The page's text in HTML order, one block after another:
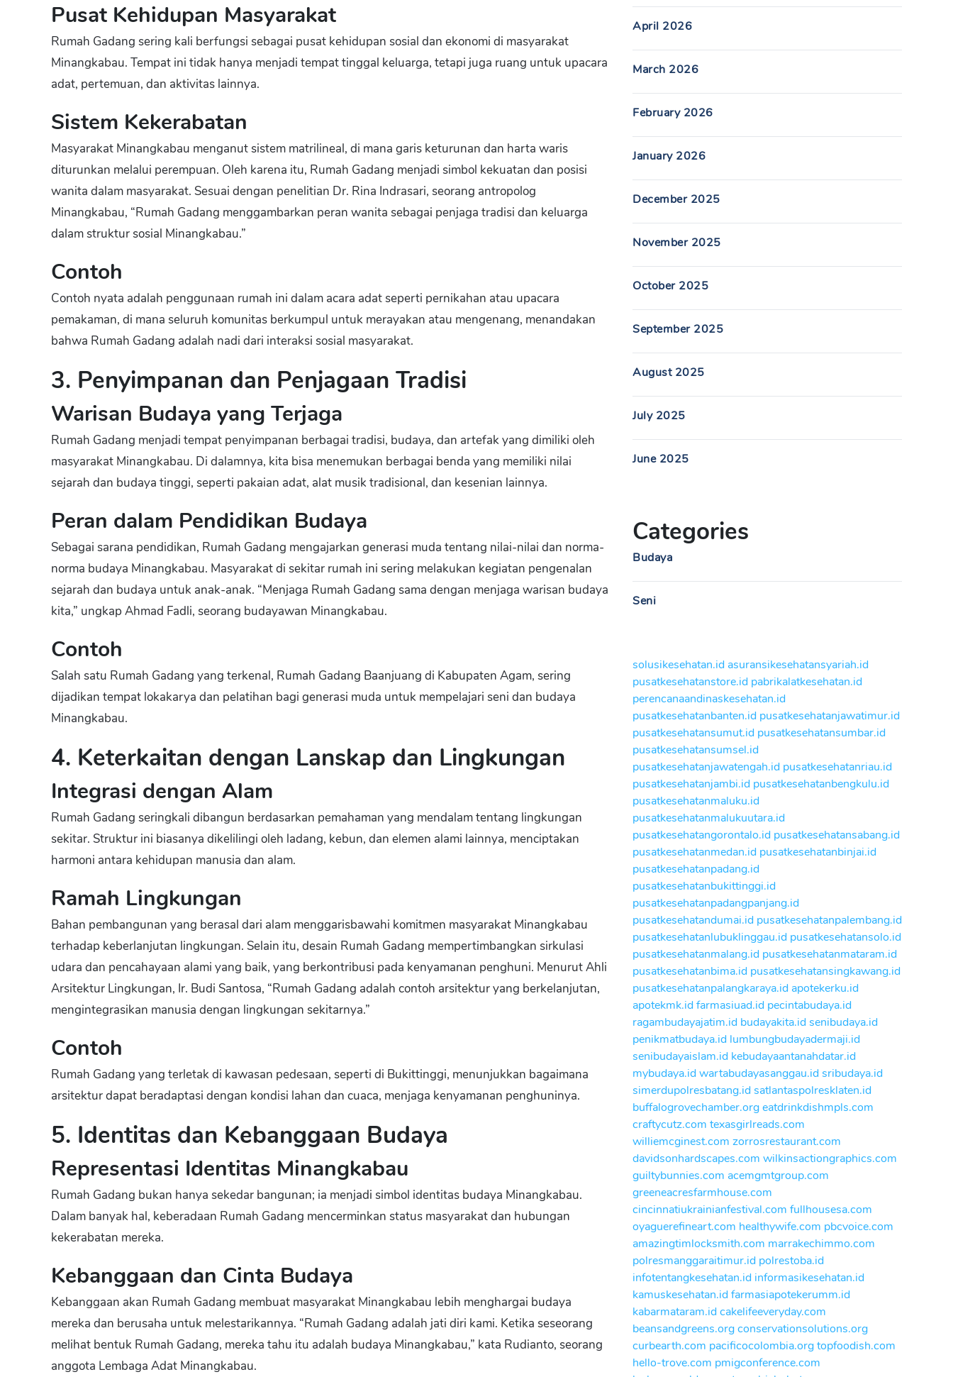
Pusat Kehidupan Masyarakat
Rumah Gadang sering kali berfungsi sebagai pusat kehidupan sosial dan ekonomi di masyarakat
Minangkabau. Tempat ini tidak hanya menjadi tempat tinggal keluarga, tetapi juga ruang untuk upacara
adat, pertemuan, dan aktivitas lainnya.
Sistem Kekerabatan
Masyarakat Minangkabau menganut sistem matrilineal, di mana garis keturunan dan harta waris
diturunkan melalui perempuan. Oleh karena itu, Rumah Gadang menjadi simbol kekuatan dan posisi
wanita dalam masyarakat. Sesuai dengan penelitian Dr. Rina Indrasari, seorang antropolog
Minangkabau, “Rumah Gadang menggambarkan peran wanita sebagai penjaga tradisi dan keluarga
dalam struktur sosial Minangkabau.”
Contoh
Contoh nyata adalah penggunaan rumah ini dalam acara adat seperti pernikahan atau upacara
pemakaman, di mana seluruh komunitas berkumpul untuk merayakan atau mengenang, menandakan
bahwa Rumah Gadang adalah nadi dari interaksi sosial masyarakat.
3. Penyimpanan dan Penjagaan Tradisi
Warisan Budaya yang Terjaga
Rumah Gadang menjadi tempat penyimpanan berbagai tradisi, budaya, dan artefak yang dimiliki oleh
masyarakat Minangkabau. Di dalamnya, kita bisa menemukan berbagai benda yang memiliki nilai
sejarah dan budaya tinggi, seperti pakaian adat, alat musik tradisional, dan kesenian lainnya.
Peran dalam Pendidikan Budaya
Sebagai sarana pendidikan, Rumah Gadang mengajarkan generasi muda tentang nilai-nilai dan norma-
norma budaya Minangkabau. Masyarakat di sekitar rumah ini sering melakukan kegiatan pengenalan
sejarah dan budaya untuk anak-anak. “Menjaga Rumah Gadang sama dengan menjaga warisan budaya
kita,” ungkap Ahmad Fadli, seorang budayawan Minangkabau.
Contoh
Salah satu Rumah Gadang yang terkenal, Rumah Gadang Baanjuang di Kabupaten Agam, sering
dijadikan tempat lokakarya dan pelatihan bagi generasi muda untuk mempelajari seni dan budaya
Minangkabau.
4. Keterkaitan dengan Lanskap dan Lingkungan
Integrasi dengan Alam
Rumah Gadang seringkali dibangun berdasarkan pemahaman yang mendalam tentang lingkungan
sekitar. Struktur ini biasanya dikelilingi oleh ladang, kebun, dan elemen alami lainnya, menciptakan
harmoni antara kehidupan manusia dan alam.
Ramah Lingkungan
Bahan pembangunan yang berasal dari alam menggarisbawahi komitmen masyarakat Minangkabau
terhadap keberlanjutan lingkungan. Selain itu, desain Rumah Gadang mempertimbangkan sirkulasi
udara dan pencahayaan alami yang baik, yang berkontribusi pada kenyamanan penghuni. Menurut Ahli
Arsitektur Lingkungan, Ir. Budi Santosa, “Rumah Gadang adalah contoh arsitektur yang berkelanjutan,
mengintegrasikan manusia dengan lingkungan sekitarnya.”
Contoh
Rumah Gadang yang terletak di kawasan pedesaan, seperti di Bukittinggi, menunjukkan bagaimana
arsitektur dapat beradaptasi dengan kondisi lahan dan cuaca, menjaga kenyamanan penghuninya.
5. Identitas dan Kebanggaan Budaya
Representasi Identitas Minangkabau
Rumah Gadang bukan hanya sekedar bangunan; ia menjadi simbol identitas budaya Minangkabau.
Dalam banyak hal, keberadaan Rumah Gadang mencerminkan status masyarakat dan hubungan
kekerabatan mereka.
Kebanggaan dan Cinta Budaya
Kebanggaan akan Rumah Gadang membuat masyarakat Minangkabau lebih menghargai budaya
mereka dan berusaha untuk melestarikannya. “Rumah Gadang adalah jati diri kami. Ketika seseorang
melihat bentuk Rumah Gadang, mereka tahu itu adalah budaya Minangkabau,” kata Rudianto, seorang
anggota Lembaga Adat Minangkabau.
April 2026
March 2026
February 2026
January 2026
December 2025
November 2025
October 2025
September 2025
August 2025
July 2025
June 2025
Categories
Budaya
Seni
solusikesehatan.id asuransikesehatansyariah.id
pusatkesehatanstore.id pabrikalatkesehatan.id
perencanaandinaskesehatan.id
pusatkesehatanbanten.id pusatkesehatanjawatimur.id
pusatkesehatansumut.id pusatkesehatansumbar.id
pusatkesehatansumsel.id
pusatkesehatanjawatengah.id pusatkesehatanriau.id
pusatkesehatanjambi.id pusatkesehatanbengkulu.id
pusatkesehatanmaluku.id
pusatkesehatanmalukuutara.id
pusatkesehatangorontalo.id pusatkesehatansabang.id
pusatkesehatanmedan.id pusatkesehatanbinjai.id
pusatkesehatanpadang.id
pusatkesehatanbukittinggi.id
pusatkesehatanpadangpanjang.id
pusatkesehatandumai.id pusatkesehatanpalembang.id
pusatkesehatanlubuklinggau.id pusatkesehatansolo.id
pusatkesehatanmalang.id pusatkesehatanmataram.id
pusatkesehatanbima.id pusatkesehatansingkawang.id
pusatkesehatanpalangkaraya.id apotekerku.id
apotekmk.idfarmasiuad.id pecintabudaya.id
ragambudayajatim.id budayakita.idsenibudaya.id
penikmatbudaya.id lumbungbudayadermaji.id
senibudayaislam.id kebudayaantanahdatar.id
mybudaya.idwartabudayasanggau.idsribudaya.id
simerdupolresbatang.idsatlantaspolresklaten.id
buffalogrovechamber.orgeatdrinkdishmpls.com
craftycutz.com texasgirlreads.com
williemcginest.com zorrosrestaurant.com
davidsonhardscapes.com wilkinsactiongraphics.com
guiltybunnies.com acemgmtgroup.com
greeneacresfarmhouse.com
cincinnatiukrainianfestival.com fullhousesa.com
oyaguerefineart.com healthywife.com pbcvoice.com
amazingtimlocksmith.com marrakechimmo.com
polresmanggaraitimur.id polrestoba.id
infotentangkesehatan.id informasikesehatan.id
kamuskesehatan.idfarmasiapotekerumm.id
kabarmataram.idcakelifeeveryday.com
beansandgreens.orgconservationsolutions.org
curbearth.com pacificocolombia.orgtopfoodish.com
hello-trove.com pmigconference.com